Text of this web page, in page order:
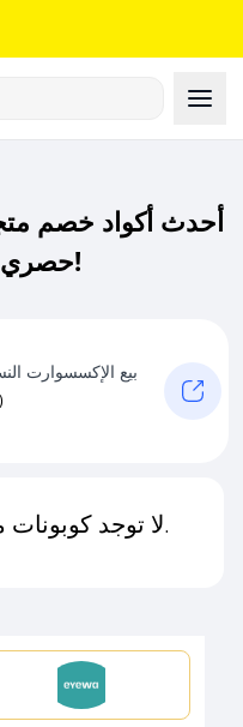
أحدث أكواد خصم
حصري لـ متجر خزاري واكثر الآن!
بيع الإكسسوارت
(0
لا توجد كوبونات متاحة لـهذا المتجر حاليًا.